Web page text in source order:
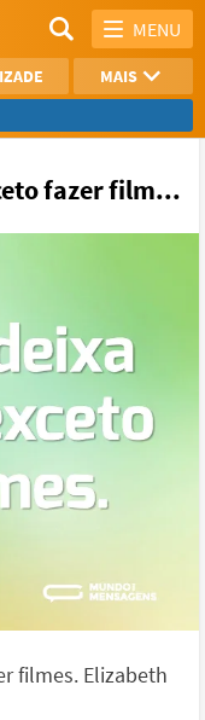
MENU
MAIS
AGRADECIMENTO
fazer film...
filmes. Elizabeth